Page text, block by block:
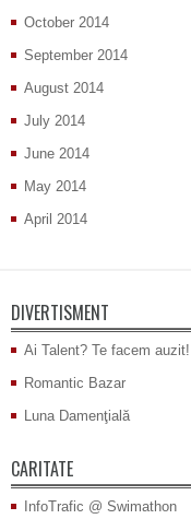
October 2014
September 2014
August 2014
July 2014
June 2014
May 2014
April 2014
DIVERTISMENT
Ai Talent? Te facem auzit!
Romantic Bazar
Luna Damenţială
CARITATE
InfoTrafic @ Swimathon